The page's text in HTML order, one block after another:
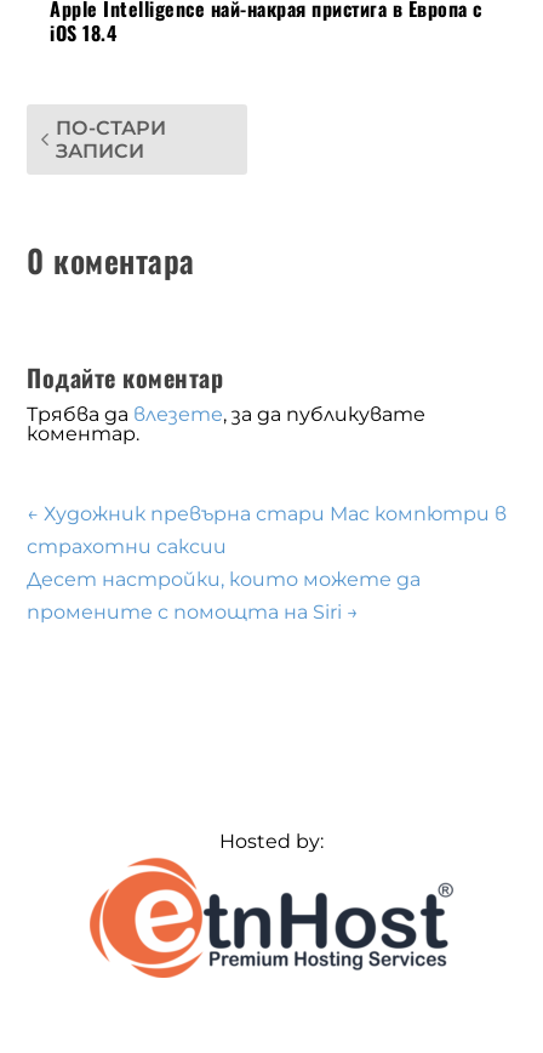
Apple Intelligence най-накрая пристига в Европа с
iOS 18.4
ПО-СТАРИ
ЗАПИСИ
0 коментара
Подайте коментар
Трябва да влезете, за да публикувате
коментар.
←Художник превърна стари Mac компютри в
страхотни саксии
Десет настройки, които можете да
промените с помощта на Siri →
Hosted by: